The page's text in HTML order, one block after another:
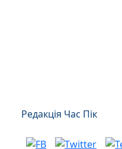
Редакція Час Пік